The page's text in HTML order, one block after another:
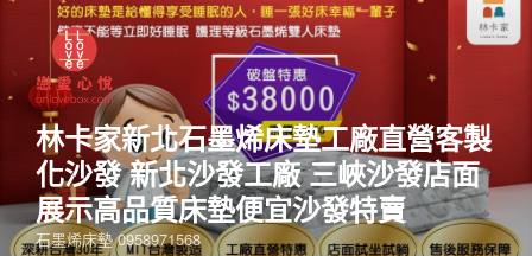
林卡家新北石墨烯床墊工廠直營客製
化沙發 新北沙發工廠 三峽沙發店面
展示高品質床墊便宜沙發特賣
石墨烯床墊 0958971568